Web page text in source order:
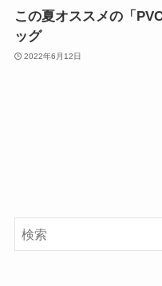
この夏オススメの「
ッグ
2022年6月12日